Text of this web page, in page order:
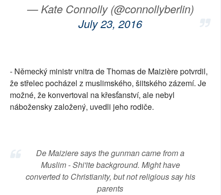
— Kate Connolly (@connollyberlin)
July 23, 2016
- Německý ministr vnitra de Thomas de Maizière potvrdil,
že střelec pocházel z muslimského, šiitského zázemí. Je
možné, že konvertoval na křesťanství, ale nebyl
nábožensky založený, uvedli jeho rodiče.
De Maiziere says the gunman came from a
Muslim - Shi'ite background. Might have
converted to Christianity, but not religious say his
parents